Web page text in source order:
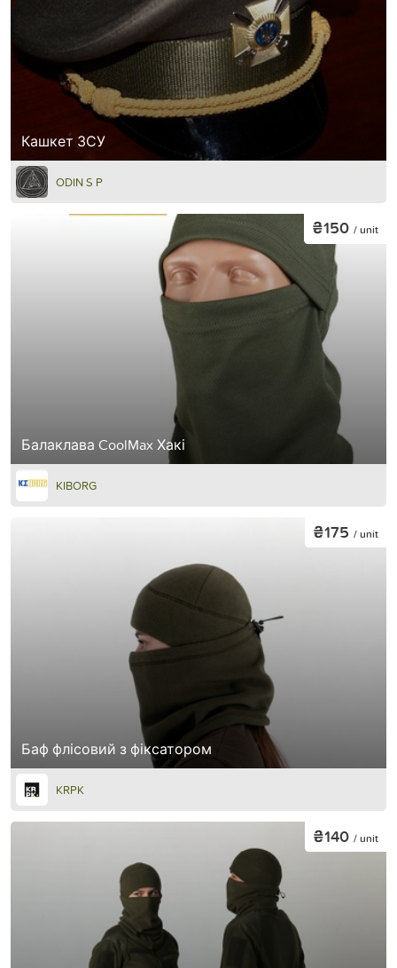
Кашкет ЗСУ
ODIN S P
Балаклава CoolMax Хакі
₴150 / unit
KIBORG
Баф флісовий з фіксатором
₴175 / unit
KRPK
₴140 / unit